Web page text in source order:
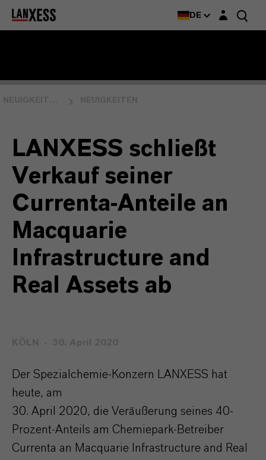
DE Login-Maske
LANXESS schließt
Verkauf seiner
Currenta-Anteile an
Macquarie
Infrastructure and
Real Assets ab
Der Spezialchemie-Konzern LANXESS hat
heute, am
30. April 2020, die Veräußerung seines 40-
Prozent-Anteils am Chemiepark-Betreiber
Currenta an Macquarie Infrastructure and Real